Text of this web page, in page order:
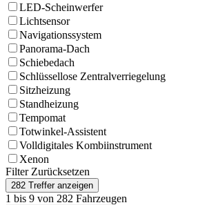
LED-Scheinwerfer
Lichtsensor
Navigations­system
Panorama-Dach
Schiebedach
Schlüssellose Zentralverriegelung
Sitzheizung
Standheizung
Tempomat
Totwinkel-Assistent
Volldigitales Kombiinstrument
Xenon
Filter Zurücksetzen
1 bis 9 von 282 Fahrzeugen